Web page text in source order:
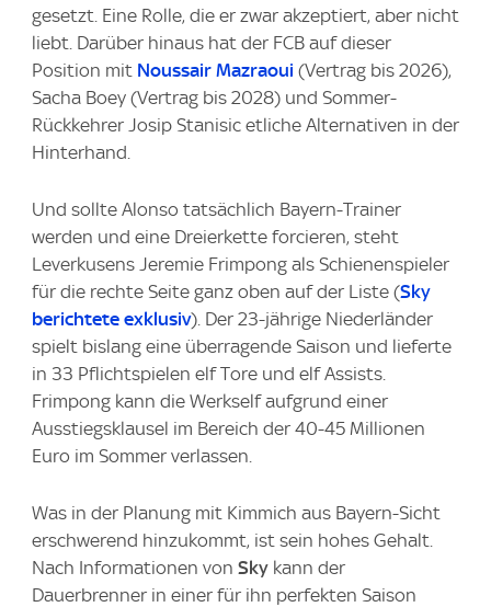
gesetzt. Eine Rolle, die er zwar akzeptiert, aber nicht
liebt. Darüber hinaus hat der FCB auf dieser
Position mit Noussair Mazraoui (Vertrag bis 2026),
Sacha Boey (Vertrag bis 2028) und Sommer-
Rückkehrer Josip Stanisic etliche Alternativen in der
Hinterhand.
Und sollte Alonso tatsächlich Bayern-Trainer
werden und eine Dreierkette forcieren, steht
Leverkusens Jeremie Frimpong als Schienenspieler
für die rechte Seite ganz oben auf der Liste (Sky
berichtete exklusiv). Der 23-jährige Niederländer
spielt bislang eine überragende Saison und lieferte
in 33 Pflichtspielen elf Tore und elf Assists.
Frimpong kann die Werkself aufgrund einer
Ausstiegsklausel im Bereich der 40-45 Millionen
Euro im Sommer verlassen.
Was in der Planung mit Kimmich aus Bayern-Sicht
erschwerend hinzukommt, ist sein hohes Gehalt.
Nach Informationen von Sky kann der
Dauerbrenner in einer für ihn perfekten Saison